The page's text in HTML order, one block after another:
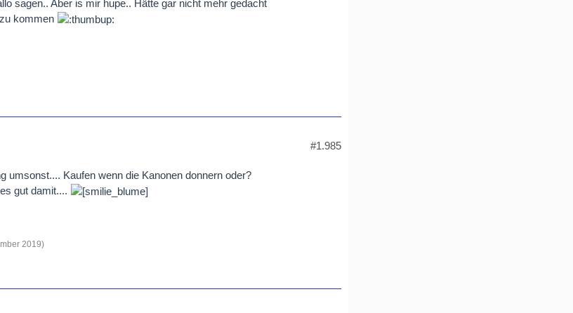
sagen.. Aber is mir hupe.. Hätte gar nicht mehr gedacht
kommen
#1.985
umsonst.... Kaufen wenn die Kanonen donnern oder?
gut damit....
2019)